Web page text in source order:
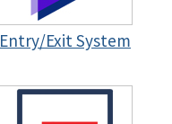
Entry/Exit System